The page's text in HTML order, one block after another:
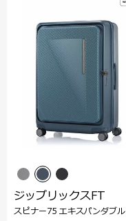
ジップリックスFT
スピナー75 エキスパンダブル